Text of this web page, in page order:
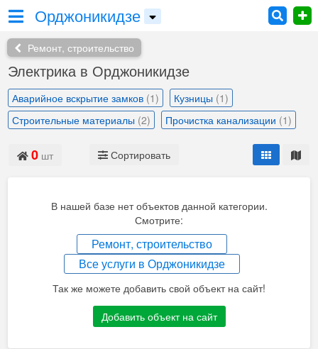
Орджоникидзе
Ремонт, строительство
Электрика в Орджоникидзе
Аварийное вскрытие замков (1) Кузницы (1)
Строительные материалы (2) Прочистка канализации (1)
0 шт Сортировать
В нашей базе нет объектов данной категории.
Смотрите:
Ремонт, строительство
Все услуги в Орджоникидзе
Так же можете добавить свой объект на сайт!
Добавить объект на сайт